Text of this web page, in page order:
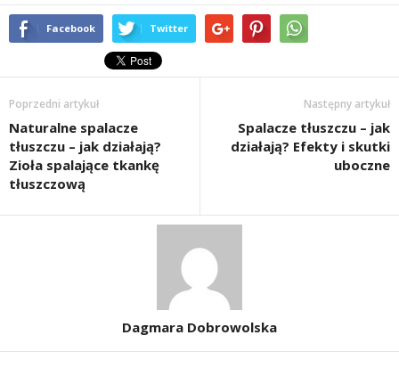
Facebook Twitter
Poprzedni artykuł
Naturalne spalacze
tłuszczu – jak działają?
Zioła spalające tkankę
tłuszczową
Następny artykuł
Spalacze tłuszczu – jak
działają? Efekty i skutki
uboczne
Dagmara Dobrowolska